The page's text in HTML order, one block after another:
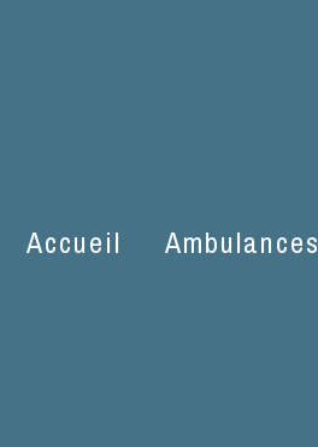
Accueil Ambulances